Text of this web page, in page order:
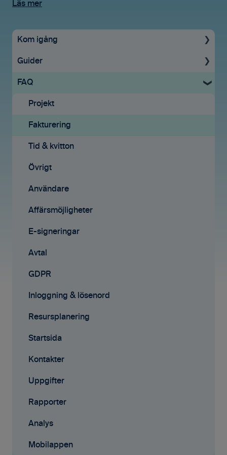
Läs mer
Kom igång
Uppstartsguide
Grundinställningar
Ekonomisystem
Tid & Kvitton
Projekt
Fakturering (ny)
Kontakter
Avtal
Affärsmöjligheter
Rapporter
Samarbete
Mobilappen
Guider
För administratörer
Konto & Betalning
Licenser
Tid & Kvitton
Projekt
Uppgifter
Fakturering
Fakturering (ny)
Mobilappen
Affärsmöjligheter
E-signeringar
Kontakter
Tilläggstjänster
Rapporter
Startsida
Resursplanering
Analys
Avtal
FAQ
Projekt
Fakturering
Tid & kvitton
Övrigt
Användare
Affärsmöjligheter
E-signeringar
Avtal
GDPR
Inloggning & lösenord
Resursplanering
Startsida
Kontakter
Uppgifter
Rapporter
Analys
Mobilappen